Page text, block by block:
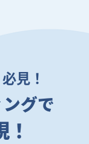
見！
グで